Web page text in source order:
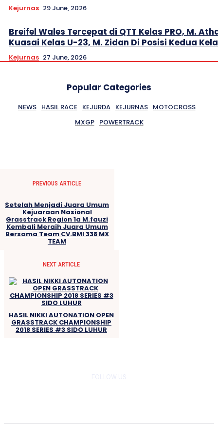
Kejurnas 29 June, 2026
Breifel Wales Tercepat di QTT Kelas PRO, M.
Kuasai Kelas U-23, M. Zidan Di Posisi Kedua
Kejurnas 27 June, 2026
Popular Categories
NEWS HASIL RACE KEJURDA KEJURNAS
MOTOCROSS
MXGP
POWERTRACK
PREVIOUS ARTICLE
Setelah Menjadi Juara Umum
Kejuaraan Nasional
Grasstrack Region 1a M.fauzi
Kembali Meraih Juara Umum
Bersama Team CV.BMI 338 MX
TEAM
NEXT ARTICLE
HASIL NIKKI AUTONATION OPEN
GRASSTRACK CHAMPIONSHIP
2018 SERIES #3 SIDO LUHUR